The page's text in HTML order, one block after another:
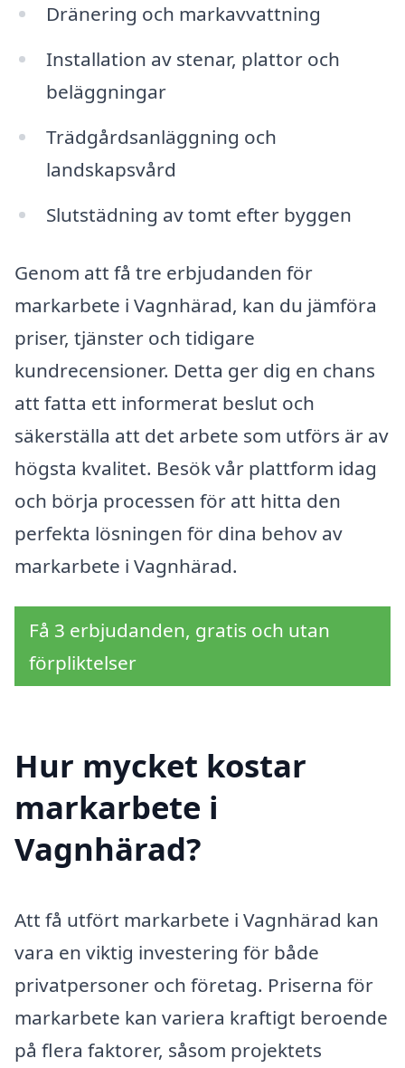
Dränering och markavvattning
Installation av stenar, plattor och
beläggningar
Trädgårdsanläggning och
landskapsvård
Slutstädning av tomt efter byggen
Genom att få tre erbjudanden för
markarbete i Vagnhärad, kan du jämföra
priser, tjänster och tidigare
kundrecensioner. Detta ger dig en chans
att fatta ett informerat beslut och
säkerställa att det arbete som utförs är av
högsta kvalitet. Besök vår plattform idag
och börja processen för att hitta den
perfekta lösningen för dina behov av
markarbete i Vagnhärad.
Få 3 erbjudanden, gratis och utan
förpliktelser
Hur mycket kostar
markarbete i
Vagnhärad?
Att få utfört markarbete i Vagnhärad kan
vara en viktig investering för både
privatpersoner och företag. Priserna för
markarbete kan variera kraftigt beroende
på flera faktorer, såsom projektets